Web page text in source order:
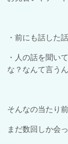
・前にも話した
・人の話を聞い
な？なんて言う
そんなの当たり
まだ数回しか会